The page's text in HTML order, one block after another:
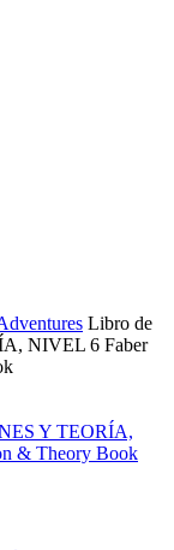
Libro de
NIVEL 6 Faber
Y TEORÍA,
& Theory Book